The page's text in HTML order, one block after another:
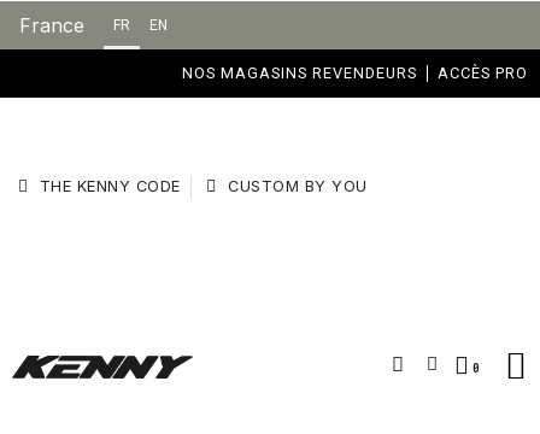
France FR EN
NOS MAGASINS REVENDEURS ACCÈS PRO
THE KENNY CODE CUSTOM BY YOU